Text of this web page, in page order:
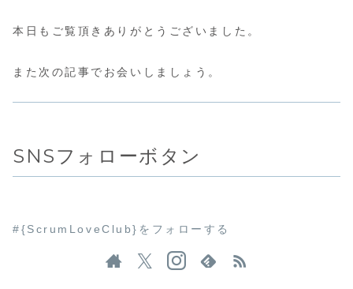
本日もご覧頂きありがとうございました。
また次の記事でお会いしましょう。
SNSフォローボタン
#{ScrumLoveClub}をフォローする